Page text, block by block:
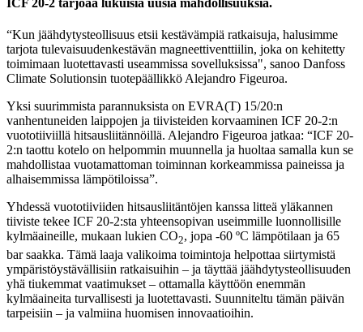
ICF 20-2 tarjoaa lukuisia uusia mahdollisuuksia.
“Kun jäähdytysteollisuus etsii kestävämpiä ratkaisuja, halusimme
tarjota tulevaisuudenkestävän magneettiventtiilin, joka on kehitetty
toimimaan luotettavasti useammissa sovelluksissa", sanoo Danfoss
Climate Solutionsin tuotepäällikkö Alejandro Figeuroa.
Yksi suurimmista parannuksista on EVRA(T) 15/20:n
vanhentuneiden laippojen ja tiivisteiden korvaaminen ICF 20-2:n
vuototiiviillä hitsausliitännöillä. Alejandro Figeuroa jatkaa: “ICF 20-
2:n taottu kotelo on helpommin muunnella ja huoltaa samalla kun se
mahdollistaa vuotamattoman toiminnan korkeammissa paineissa ja
alhaisemmissa lämpötiloissa”.
Yhdessä vuototiiviiden hitsausliitäntöjen kanssa litteä yläkannen
tiiviste tekee ICF 20-2:sta yhteensopivan useimmille luonnollisille
kylmäaineille, mukaan lukien CO2, jopa -60 ºC lämpötilaan ja 65
bar saakka. Tämä laaja valikoima toimintoja helpottaa siirtymistä
ympäristöystävällisiin ratkaisuihin – ja täyttää jäähdytysteollisuuden
yhä tiukemmat vaatimukset – ottamalla käyttöön enemmän
kylmäaineita turvallisesti ja luotettavasti. Suunniteltu tämän päivän
tarpeisiin – ja valmiina huomisen innovaatioihin.